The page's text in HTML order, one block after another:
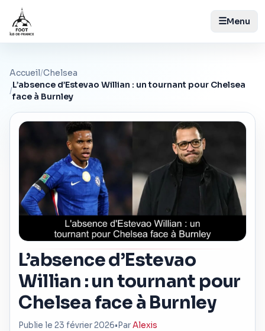
☰Menu
Accueil/Chelsea
/
L’absence d’Estevao Willian : un tournant pour Chelsea
face à Burnley
L’absence d’Estevao
Willian : un tournant pour
Chelsea face à Burnley
Publie le 23 février 2026• ParAlexis